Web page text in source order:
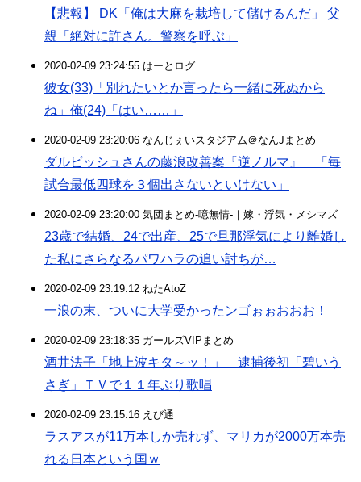
【悲報】 DK「俺は大麻を栽培して儲けるんだ」 父
親「絶対に許さん。警察を呼ぶ」
2020-02-09 23:24:55 はーとログ
彼女(33)「別れたいとか言ったら一緒に死ぬから
ね」俺(24)「はい……」
2020-02-09 23:20:06 なんじぇいスタジアム＠なんJまとめ
ダルビッシュさんの藤浪改善案『逆ノルマ』 「毎
試合最低四球を３個出さないといけない」
2020-02-09 23:20:00 気団まとめ-噫無情-｜嫁・浮気・メシマズ
23歳で結婚、24で出産、25で旦那浮気により離婚し
た私にさらなるパワハラの追い討ちが…
2020-02-09 23:19:12 ねたAtoZ
一浪の末、ついに大学受かったンゴぉぉおおお！
2020-02-09 23:18:35 ガールズVIPまとめ
酒井法子「地上波キタ～ッ！」 逮捕後初「碧いう
さぎ」ＴＶで１１年ぶり歌唱
2020-02-09 23:15:16 えび通
ラスアスが11万本しか売れず、マリカが2000万本売
れる日本という国ｗ